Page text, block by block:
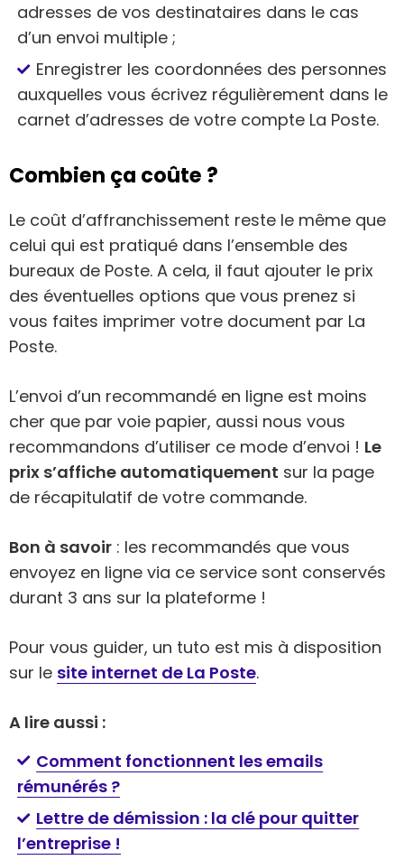
adresses de vos destinataires dans le cas
d’un envoi multiple ;
Enregistrer les coordonnées des personnes
auxquelles vous écrivez régulièrement dans le
carnet d’adresses de votre compte La Poste.
Combien ça coûte ?
Le coût d’affranchissement reste le même que
celui qui est pratiqué dans l’ensemble des
bureaux de Poste. A cela, il faut ajouter le prix
des éventuelles options que vous prenez si
vous faites imprimer votre document par La
Poste.
L’envoi d’un recommandé en ligne est moins
cher que par voie papier, aussi nous vous
recommandons d’utiliser ce mode d’envoi ! Le
prix s’affiche automatiquement sur la page
de récapitulatif de votre commande.
Bon à savoir : les recommandés que vous
envoyez en ligne via ce service sont conservés
durant 3 ans sur la plateforme !
Pour vous guider, un tuto est mis à disposition
sur le site internet de La Poste.
A lire aussi :
Comment fonctionnent les emails
rémunérés ?​
Lettre de démission : la clé pour quitter
l’entreprise !